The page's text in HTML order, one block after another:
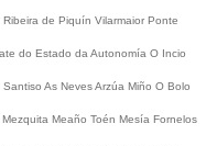
Ribeira de Piquín Vilarmaior Ponte
do Estado da Autonomía O Incio
Santiso As NevesArzúa Miño O Bolo
Mezquita Meaño Toén Mesía Fornelos